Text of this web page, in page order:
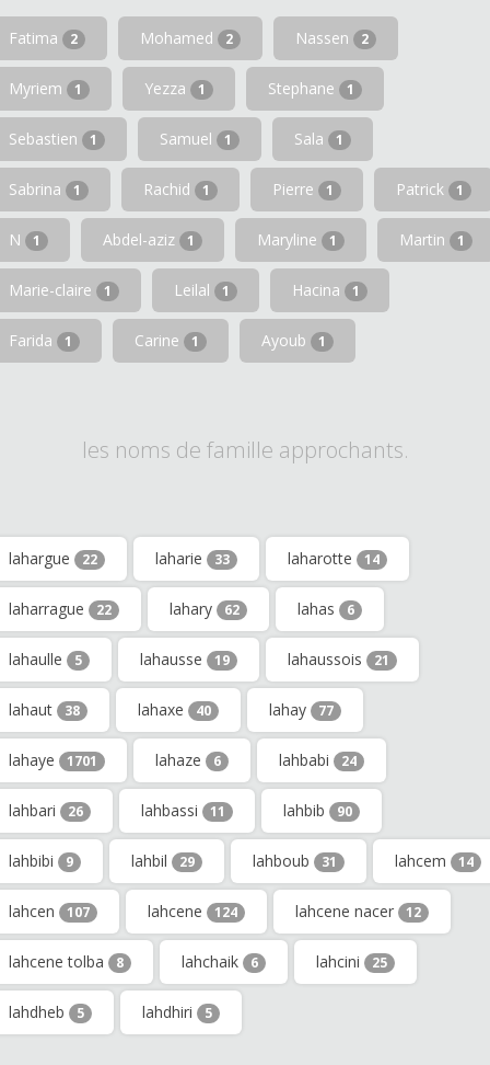
Fatima 2 Mohamed 2 Nassen 2
Myriem 1 Yezza 1 Stephane 1
Sebastien 1 Samuel 1 Sala 1
Sabrina 1 Rachid 1 Pierre 1 Patrick 1
N 1 Abdel-aziz 1 Maryline 1 Martin 1
Marie-claire 1 Leilal 1 Hacina 1
Farida 1 Carine 1 Ayoub 1
les noms de famille approchants.
lahargue 22 laharie 33 laharotte 14
laharrague 22 lahary 62 lahas 6
lahaulle 5 lahausse 19 lahaussois 21
lahaut 38 lahaxe 40 lahay 77
lahaye 1701 lahaze 6 lahbabi 24
lahbari 26 lahbassi 11 lahbib 90
lahbibi 9 lahbil 29 lahboub 31 lahcem 14
lahcen 107 lahcene 124 lahcene nacer 12
lahcene tolba 8 lahchaik 6 lahcini 25
lahdheb 5 lahdhiri 5